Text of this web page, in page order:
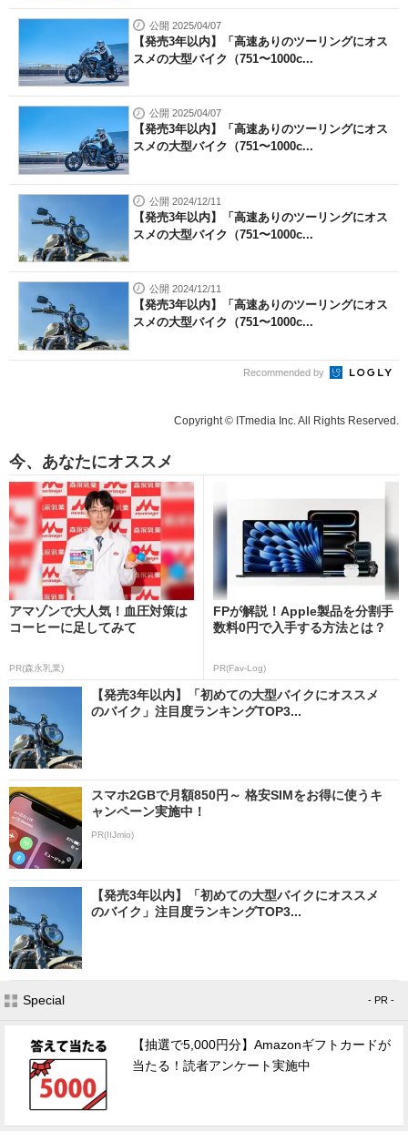
公開 2025/04/07
【発売3年以内】「高速ありのツーリングにオス
スメの大型バイク（751〜1000c...
公開 2025/04/07
【発売3年以内】「高速ありのツーリングにオス
スメの大型バイク（751〜1000c...
公開 2024/12/11
【発売3年以内】「高速ありのツーリングにオス
スメの大型バイク（751〜1000c...
公開 2024/12/11
【発売3年以内】「高速ありのツーリングにオス
スメの大型バイク（751〜1000c...
Recommended by
Copyright © ITmedia Inc. All Rights Reserved.
今、あなたにオススメ
アマゾンで大人気！血圧対策は
コーヒーに足してみて
PR(森永乳業)
FPが解説！Apple製品を分割手
数料0円で入手する方法とは？
PR(Fav-Log)
【発売3年以内】「初めての大型バイクにオススメ
のバイク」注目度ランキングTOP3...
スマホ2GBで月額850円～ 格安SIMをお得に使うキ
ャンペーン実施中！
PR(IIJmio)
【発売3年以内】「初めての大型バイクにオススメ
のバイク」注目度ランキングTOP3...
Special - PR -
【抽選で5,000円分】Amazonギフトカードが
当たる！読者アンケート実施中